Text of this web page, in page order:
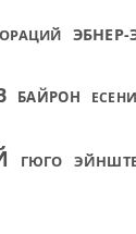
БАЙРОН
ГЮГО